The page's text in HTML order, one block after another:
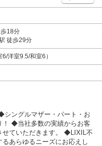
18分
徒歩29分
洋室9.5/和室6）
ングルマザー・パート・お
！ ◆当社多数の実績からお客
せていただきます。 ◆LIXIL不
あらゆるニーズにお応えし